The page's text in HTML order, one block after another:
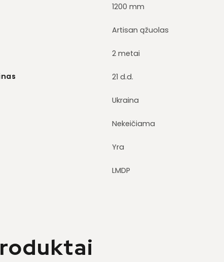
1200 mm
Artisan ąžuolas
2 metai
21 d.d.
Ukraina
Nekeičiama
Yra
LMDP